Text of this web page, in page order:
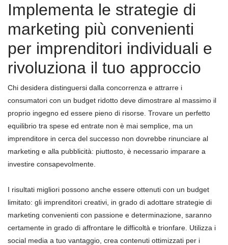
Implementa le strategie di
marketing più convenienti
per imprenditori individuali e
rivoluziona il tuo approccio
Chi desidera distinguersi dalla concorrenza e attrarre i
consumatori con un budget ridotto deve dimostrare al massimo il
proprio ingegno ed essere pieno di risorse. Trovare un perfetto
equilibrio tra spese ed entrate non è mai semplice, ma un
imprenditore in cerca del successo non dovrebbe rinunciare al
marketing e alla pubblicità: piuttosto, è necessario imparare a
investire consapevolmente.
I risultati migliori possono anche essere ottenuti con un budget
limitato: gli imprenditori creativi, in grado di adottare strategie di
marketing convenienti con passione e determinazione, saranno
certamente in grado di affrontare le difficoltà e trionfare. Utilizza i
social media a tuo vantaggio, crea contenuti ottimizzati per i